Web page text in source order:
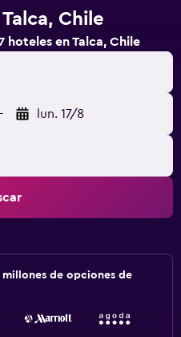
Chile
hoteles en Talca, Chile
- lun. 17/8
de opciones de